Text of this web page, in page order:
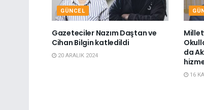
GÜNCEL
Gazeteciler Nazım Daştan ve
Cihan Bilgin katledildi
20 ARALIK 2024
da
16